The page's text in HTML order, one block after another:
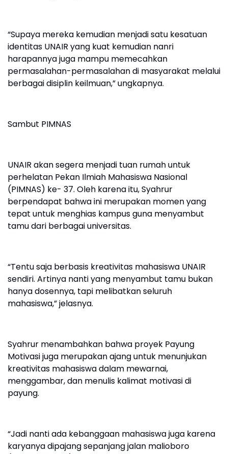
“Supaya mereka kemudian menjadi satu kesatuan
identitas UNAIR yang kuat kemudian nanri
harapannya juga mampu memecahkan
permasalahan-permasalahan di masyarakat melalui
berbagai disiplin keilmuan,” ungkapnya.
Sambut PIMNAS
UNAIR akan segera menjadi tuan rumah untuk
perhelatan Pekan Ilmiah Mahasiswa Nasional
(PIMNAS) ke- 37. Oleh karena itu, Syahrur
berpendapat bahwa ini merupakan momen yang
tepat untuk menghias kampus guna menyambut
tamu dari berbagai universitas.
“Tentu saja berbasis kreativitas mahasiswa UNAIR
sendiri. Artinya nanti yang menyambut tamu bukan
hanya dosennya, tapi melibatkan seluruh
mahasiswa,” jelasnya.
Syahrur menambahkan bahwa proyek Payung
Motivasi juga merupakan ajang untuk menunjukan
kreativitas mahasiswa dalam mewarnai,
menggambar, dan menulis kalimat motivasi di
payung.
“Jadi nanti ada kebanggaan mahasiswa juga karena
karyanya dipajang sepanjang jalan malioboro